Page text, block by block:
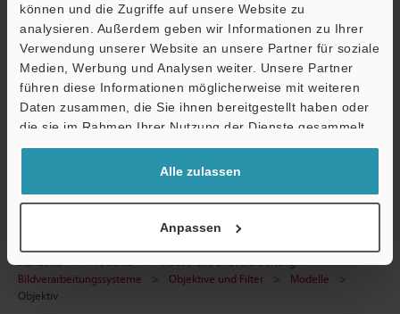
können und die Zugriffe auf unsere Website zu
analysieren. Außerdem geben wir Informationen zu Ihrer
Verwendung unserer Website an unsere Partner für soziale
Medien, Werbung und Analysen weiter. Unsere Partner
führen diese Informationen möglicherweise mit weiteren
Daten zusammen, die Sie ihnen bereitgestellt haben oder
die sie im Rahmen Ihrer Nutzung der Dienste gesammelt
haben.
Alle zulassen
Anpassen
CAD / CAE
Fragen
Terminwunsch
Testgerät anfordern
Bildverarbeitungssysteme
Objektive und Filter
Modelle
Objektiv
Support